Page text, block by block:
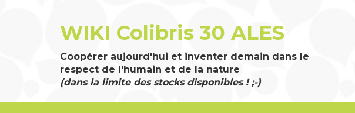
WIKI Colibris 30 ALES
Coopérer aujourd'hui et inventer demain dans le
respect de l'humain et de la nature
(dans la limite des stocks disponibles ! ;-)